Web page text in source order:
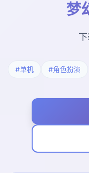
梦
#单机 #角色扮演